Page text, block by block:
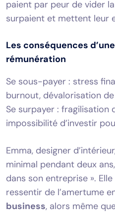
paient par peur de vider
surpaient et mettent leur
Les conséquences
rémunération
Se sous-payer : stress
burnout, dévalorisation
Se surpayer : fragilisation
impossibilité d’investir
Emma, designer
minimal pendant deux
dans son entreprise ».
ressentir de l’amertume
business, alors même